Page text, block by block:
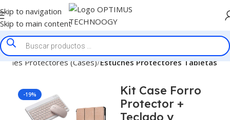
Skip to navigation
Skip to main content
Protectores (Cases) Estuches Protectores Tabletas
-19%
Kit Case Forro
Protector +
Teclado y